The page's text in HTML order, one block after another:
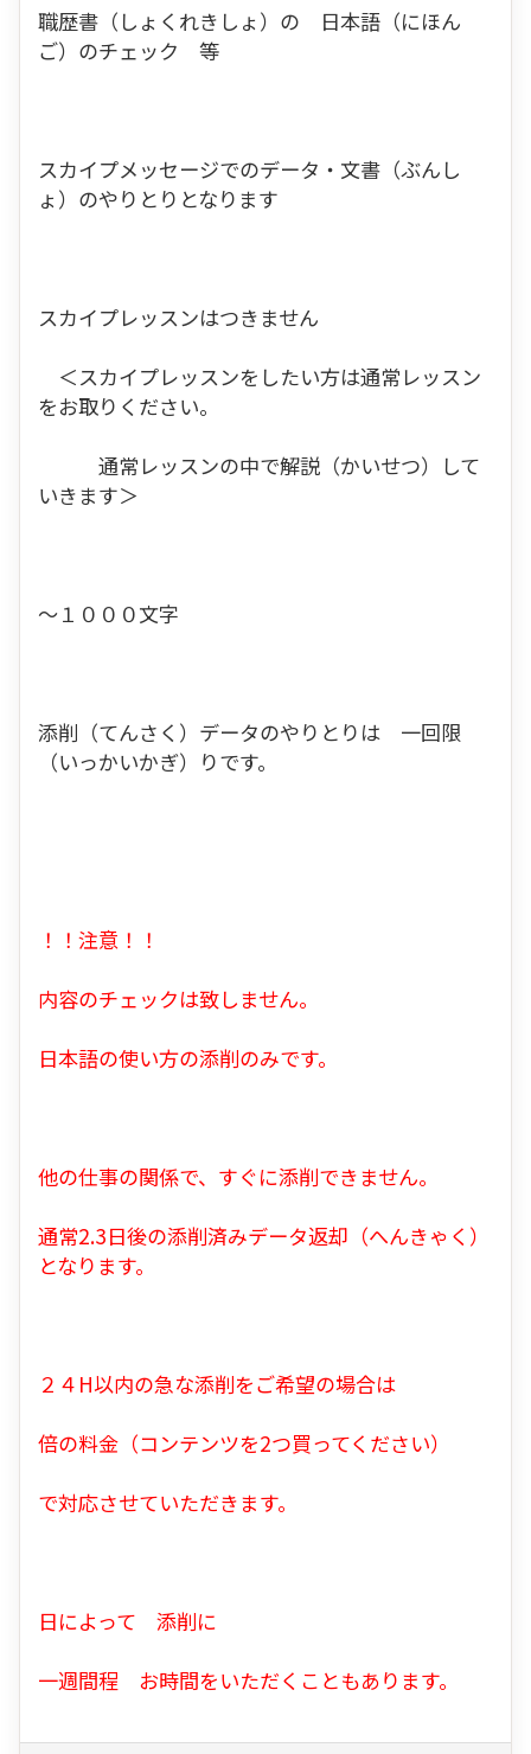
職歴書（しょくれきしょ）の 日本語（にほん
ご）のチェック 等
スカイプメッセージでのデータ・文書（ぶんし
ょ）のやりとりとなります
スカイプレッスンはつきません
＜スカイプレッスンをしたい方は通常レッスン
をお取りください。
通常レッスンの中で解説（かいせつ）して
いきます＞
～１０００文字
添削（てんさく）データのやりとりは 一回限
（いっかいかぎ）りです。
！！注意！！
内容のチェックは致しません。
日本語の使い方の添削のみです。
他の仕事の関係で、すぐに添削できません。
通常2.3日後の添削済みデータ返却（へんきゃく）
となります。
２４H以内の急な添削をご希望の場合は
倍の料金（コンテンツを2つ買ってください）
で対応させていただきます。
日によって 添削に
一週間程 お時間をいただくこともあります。